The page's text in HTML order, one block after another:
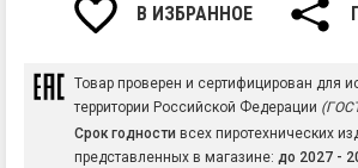
В ИЗБРАННОЕ
Товар проверен и сертифицирован для
территории Российской Федерации
Срок годности всех пиротехнических
представленных в магазине: до 2027 -